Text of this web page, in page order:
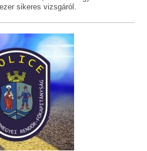
sikeres vizsgáról.